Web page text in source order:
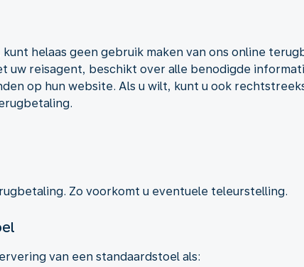
helaas geen gebruik maken van ons online
uw reisagent, beschikt over alle benodigde
op hun website. Als u wilt, kunt u ook
Zo voorkomt u eventuele teleurstelling.
van een standaardstoel als: